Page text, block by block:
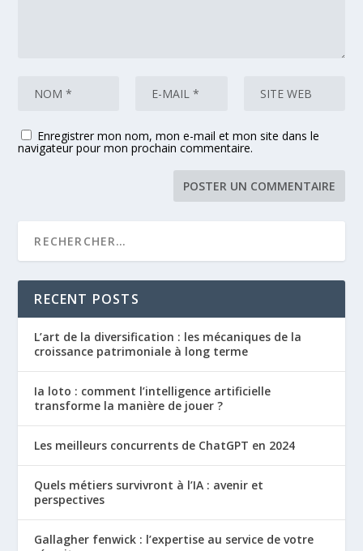
Enregistrer mon nom, mon e-mail et mon site dans le
navigateur pour mon prochain commentaire.
RECENT POSTS
L’art de la diversification : les mécaniques de la
croissance patrimoniale à long terme
Ia loto : comment l’intelligence artificielle
transforme la manière de jouer ?
Les meilleurs concurrents de ChatGPT en 2024
Quels métiers survivront à l’IA : avenir et
perspectives
Gallagher fenwick : l’expertise au service de votre